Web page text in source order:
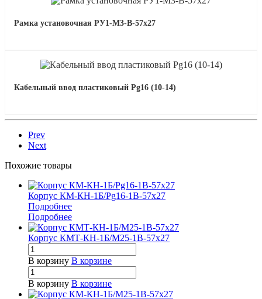
Рамка установочная РУ1-М3-В-57х27
Кабельный ввод пластиковый Pg16 (10-14)
Prev
Next
Похожие товары
Корпус КМ-КН-1Б/Pg16-1В-57х27
Подробнее
Подробнее
Корпус КМТ-КН-1Б/М25-1В-57х27
В корзину В корзине
В корзину В корзине